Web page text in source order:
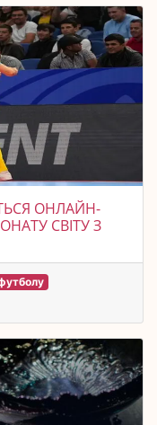
ОНЛАЙН-
СВІТУ З